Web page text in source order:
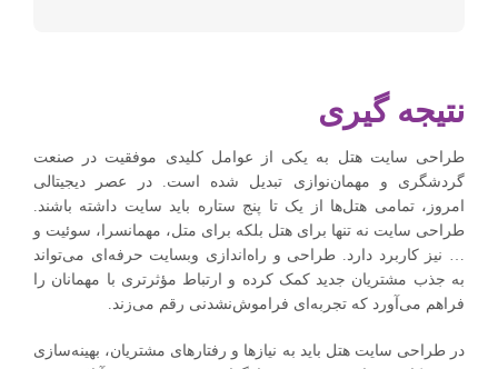
نتیجه گیری
طراحی سایت هتل به یکی از عوامل کلیدی موفقیت در صنعت
گردشگری و مهمان‌نوازی تبدیل شده است. در عصر دیجیتالی
امروز، تمامی هتل‌ها از یک تا پنج ستاره باید سایت داشته باشند.
طراحی سایت نه تنها برای هتل بلکه برای متل، مهمانسرا، سوئیت و
… نیز کاربرد دارد. طراحی و راه‌اندازی وبسایت حرفه‌ای می‌تواند
به جذب مشتریان جدید کمک کرده و ارتباط مؤثرتری با مهمانان را
فراهم می‌آورد که تجربه‌ای فراموش‌نشدنی رقم می‌زند.
در طراحی سایت هتل باید به نیازها و رفتارهای مشتریان، بهینه‌سازی